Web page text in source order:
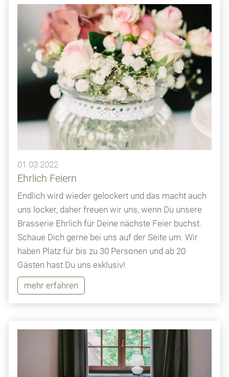
01.03.2022
Ehrlich Feiern
Endlich wird wieder gelockert und das macht auch
uns locker, daher freuen wir uns, wenn Du unsere
Brasserie Ehrlich für Deine nächste Feier buchst.
Schaue Dich gerne bei uns auf der Seite um. Wir
haben Platz für bis zu 30 Personen und ab 20
Gästen hast Du uns exklusiv!
mehr erfahren